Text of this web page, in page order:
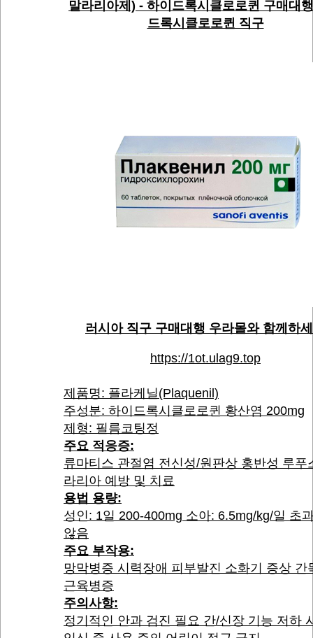
말라리아제) - 하이드록시클로로퀸 구매대
드록시클로로퀸 직구
러시아 직구 구매대행 우라몰와 함께하
https://1ot.ulag9.top
제품명: 플라케닐(Plaquenil)
주성분: 하이드록시클로로퀸 황산염 200mg
제형: 필름코팅정
주요 적응증:
류마티스 관절염 전신성/원판상 홍반성 루푸
라리아 예방 및 치료
용법 용량:
성인: 1일 200-400mg 소아: 6.5mg/kg/일 초
않음
주요 부작용:
망막병증 시력장애 피부발진 소화기 증상 간
근육병증
주의사항:
정기적인 안과 검진 필요 간/신장 기능 저하